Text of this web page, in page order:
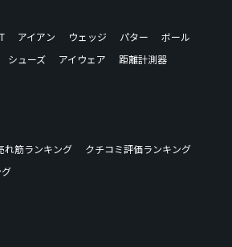
アイアン ウェッジ パター
ボール
シューズ アイウェア
距離計測器
れ筋ランキング
クチコミ評価ランキング